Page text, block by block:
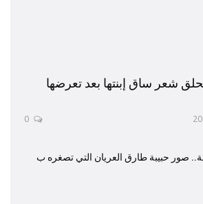
شعر ساق إبنتها بعد تعرضها
صور حبيبة طارق العريان التي تصغره ب